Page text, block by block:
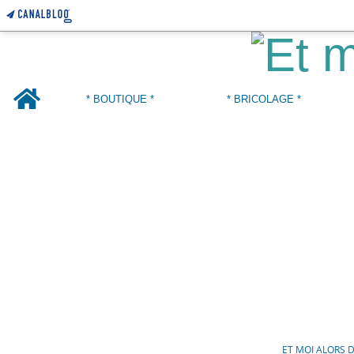
* BOUTIQUE *
* BRICOLAGE *
ET MOI ALORS